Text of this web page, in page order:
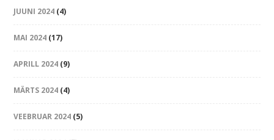
JUUNI 2024 (4)
MAI 2024 (17)
APRILL 2024 (9)
MÄRTS 2024 (4)
VEEBRUAR 2024 (5)